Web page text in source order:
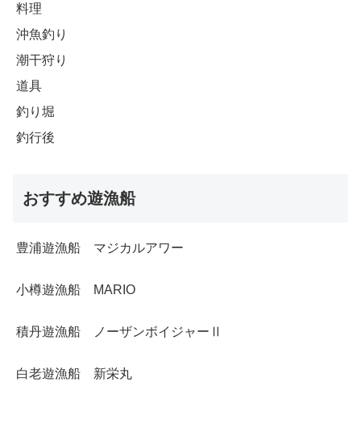
料理
沖魚釣り
潮干狩り
道具
釣り堀
釣行後
おすすめ遊漁船
豊浦遊漁船 マジカルアワー
小樽遊漁船 MARIO
積丹遊漁船 ノーザンボイジャーⅡ
白老遊漁船 新栄丸